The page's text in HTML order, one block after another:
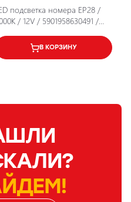
подсветка номера EP28 /
/ 12V / 5901958630491 /
В КОРЗИНУ